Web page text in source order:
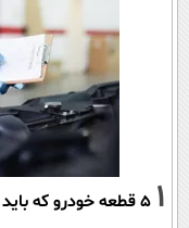
1 ۵ قطعه خودرو که باید در ۹۶ هزار کیلومتر عوض کنید